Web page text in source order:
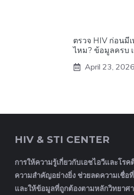
ตรวจ HIV ก่อนมี
ไหม? ข้อมูลครบ
April 23, 2026
HIV & STI CENTER
การให้ความรู้เกี่ยวกับเอชไอวีและโร
ความสำคัญอย่างยิ่ง ช่วยลดความเชื่อ
และให้ข้อมูลที่ถูกต้องตามหลักวิทยาศา